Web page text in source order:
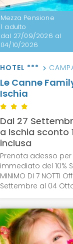
Mezza Pensione
1 adulto
dal 27/09/2026 al
04/10/2026
HOTEL ***
Le Canne
Ischia
Dal 27
a Ischia sconto
inclusa
Prenota adesso
immediato del 10%
MINIMO DI 7 NOTTI
Settembre al 04